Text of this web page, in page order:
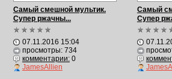
Самый смешной мультик.
Супер ржачны...
07.11.2016 15:04
просмотры: 734
комментарии:0
JamesAllien
Самый
Супер